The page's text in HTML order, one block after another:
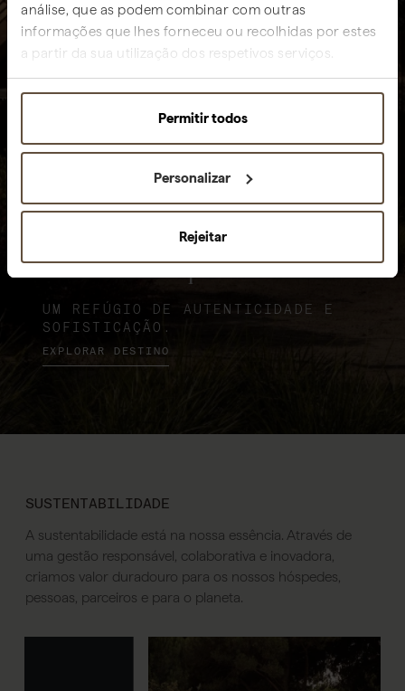
análise, que as podem combinar com outras
informações que lhes forneceu ou recolhidas por estes
a partir da sua utilização dos respetivos serviços.
Permitir todos
Personalizar
Rejeitar
Sublime Comporta
UM REFÚGIO DE AUTENTICIDADE E
SOFISTICAÇÃO.
EXPLORAR DESTINO
SUSTENTABILIDADE
A sustentabilidade está na nossa essência. Através de
uma gestão responsável, colaborativa e inovadora,
criamos valor duradouro para os nossos hóspedes,
pessoas, parceiros e para o planeta.